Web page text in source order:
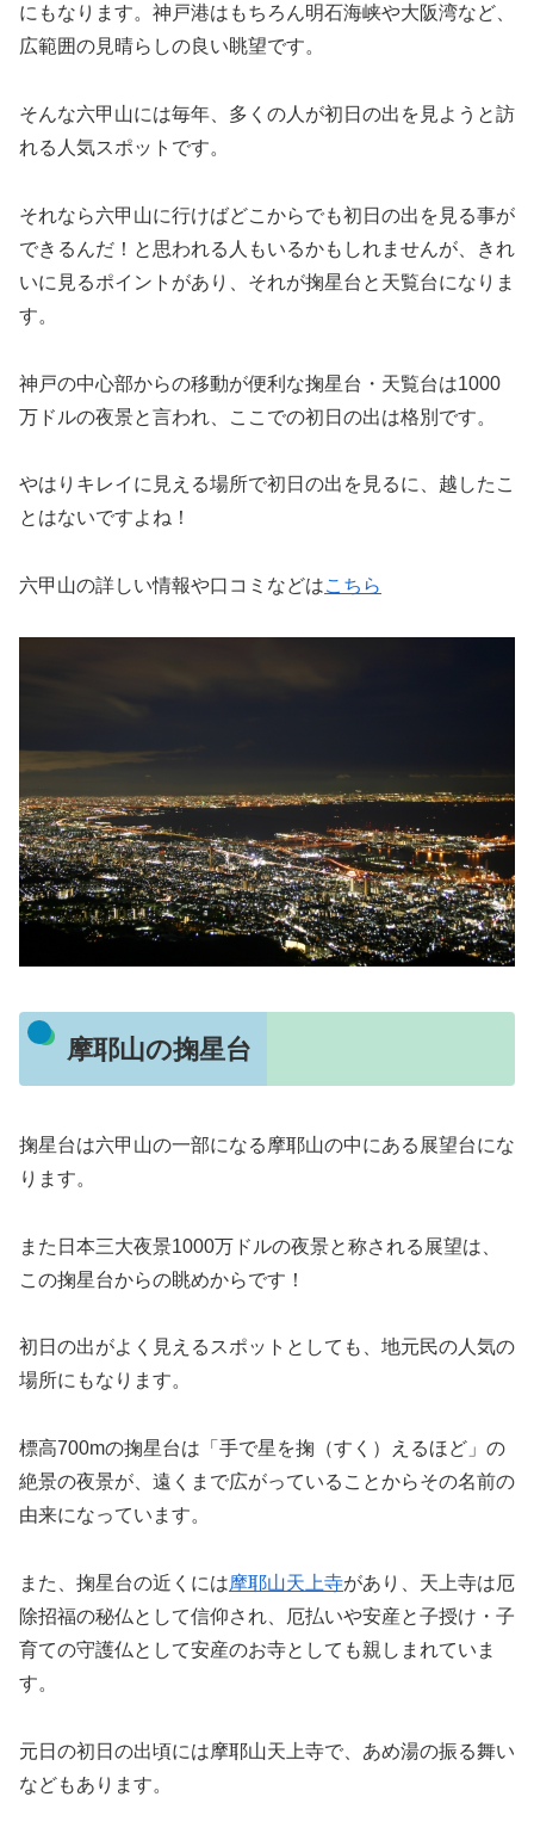
にもなります。神戸港はもちろん明石海峡や大阪湾など、
広範囲の見晴らしの良い眺望です。
そんな六甲山には毎年、多くの人が初日の出を見ようと訪
れる人気スポットです。
それなら六甲山に行けばどこからでも初日の出を見る事が
できるんだ！と思われる人もいるかもしれませんが、きれ
いに見るポイントがあり、それが掬星台と天覧台になりま
す。
神戸の中心部からの移動が便利な掬星台・天覧台は1000
万ドルの夜景と言われ、ここでの初日の出は格別です。
やはりキレイに見える場所で初日の出を見るに、越したこ
とはないですよね！
六甲山の詳しい情報や口コミなどはこちら
摩耶山の掬星台
掬星台は六甲山の一部になる摩耶山の中にある展望台にな
ります。
また日本三大夜景1000万ドルの夜景と称される展望は、
この掬星台からの眺めからです！
初日の出がよく見えるスポットとしても、地元民の人気の
場所にもなります。
標高700mの掬星台は「手で星を掬（すく）えるほど」の
絶景の夜景が、遠くまで広がっていることからその名前の
由来になっています。
また、掬星台の近くには摩耶山天上寺があり、天上寺は厄
除招福の秘仏として信仰され、厄払いや安産と子授け・子
育ての守護仏として安産のお寺としても親しまれていま
す。
元日の初日の出頃には摩耶山天上寺で、あめ湯の振る舞い
などもあります。